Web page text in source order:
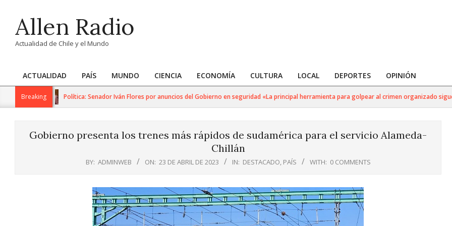
contentAllen Radio
Actualidad de Chile y el Mundo
Primary
Navigation
ACTUALIDAD PAÍS MUNDO CIENCIA ECONOMÍA CULTURA LOCAL DEPORTES OPINIÓN
Breaking Política: Senador Iván Flores por anuncios del Gobierno en seguridad «La principal herramienta para golpear al crimen organizado sigue
Gobierno presenta los trenes más rápidos de sudamérica para el servicio Alameda-
Chillán
BY: ADMINWEB ON: 23 DE ABRIL DE 2023 IN: DESTACADO, PAÍS WITH: 0 COMMENTS